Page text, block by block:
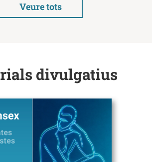
Veure tots
divulgatius